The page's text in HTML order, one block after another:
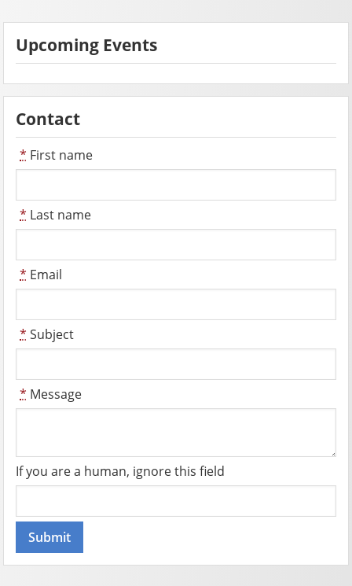
Upcoming Events
Contact
* First name
* Last name
* Email
* Subject
* Message
If you are a human, ignore this field